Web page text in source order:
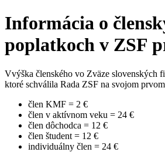
Informácia o
poplatkoch v ZSF
Vvýška členského vo Zväze slovenských
ktoré schválila Rada ZSF na svojom
člen KMF = 2 €
člen v aktívnom veku = 24 €
člen dôchodca = 12 €
člen študent = 12 €
individuálny člen = 24 €